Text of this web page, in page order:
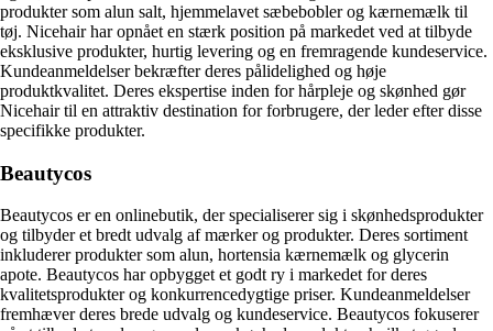
produkter som alun salt, hjemmelavet sæbebobler og kærnemælk til
tøj. Nicehair har opnået en stærk position på markedet ved at tilbyde
eksklusive produkter, hurtig levering og en fremragende kundeservice.
Kundeanmeldelser bekræfter deres pålidelighed og høje
produktkvalitet. Deres ekspertise inden for hårpleje og skønhed gør
Nicehair til en attraktiv destination for forbrugere, der leder efter disse
specifikke produkter.
Beautycos
Beautycos er en onlinebutik, der specialiserer sig i skønhedsprodukter
og tilbyder et bredt udvalg af mærker og produkter. Deres sortiment
inkluderer produkter som alun, hortensia kærnemælk og glycerin
apote. Beautycos har opbygget et godt ry i markedet for deres
kvalitetsprodukter og konkurrencedygtige priser. Kundeanmeldelser
fremhæver deres brede udvalg og kundeservice. Beautycos fokuserer